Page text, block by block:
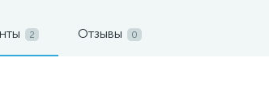
2 Отзывы 0